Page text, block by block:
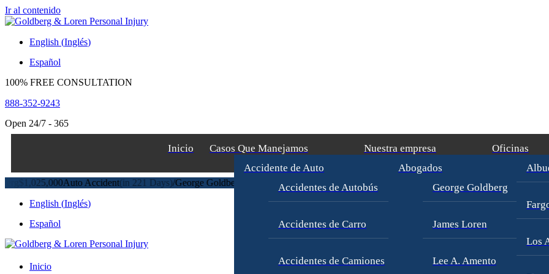
Ir al contenido
English (Inglés)
Español
100% FREE CONSULTATION
888-352-9243
Open 24/7 - 365
Inicio
Casos Que Manejamos
Accidente de Auto
Accidentes de Autobús
Accidentes de Carro
Accidentes de Camiones
Nuestra empresa
Abogados
George Goldberg
James Loren
Lee A. Amento
Oficinas
Los
Auto Accident(in 221 Days)/ George Goldberg$1,000,000 Auto Accident(in 219 Days) /George Goldberg $8,750,000 Premises
English (Inglés)
Español
Inicio